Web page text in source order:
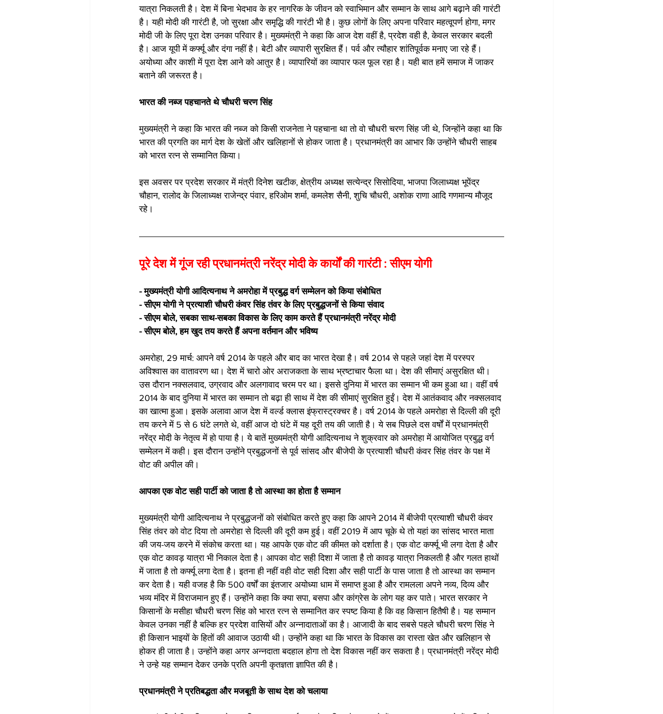
यात्रा निकलती है। देश में बिना भेदभाव के हर नागरिक के जीवन को स्वाभिमान और सम्मान के साथ आगे बढ़ाने की गारंटी
है। यही मोदी की गारंटी है, जो सुरक्षा और समृद्धि की गारंटी भी है। कुछ लोगों के लिए अपना परिवार महत्वूपर्ण होगा, मगर
मोदी जी के लिए पूरा देश उनका परिवार है। मुख्यमंत्री ने कहा कि आज देश वहीं है, प्रदेश वही है, केवल सरकार बदली
है। आज यूपी में कर्फ्यू और दंगा नहीं है। बेटी और व्यापारी सुरक्षित हैं। पर्व और त्यौहार शांतिपूर्वक मनाए जा रहे हैं।
अयोध्या और काशी में पूरा देश आने को आतुर है। व्यापारियों का व्यापार फल फूल रहा है। यही बात हमें समाज में जाकर
बताने की जरूरत है।
भारत की नब्ज पहचानते थे चौधरी चरण सिंह
मुख्यमंत्री ने कहा कि भारत की नब्ज को किसी राजनेता ने पहचाना था तो वो चौधरी चरण सिंह जी थे, जिन्होंने कहा था कि
भारत की प्रगति का मार्ग देश के खेतों और खलिहानों से होकर जाता है। प्रधानमंत्री का आभार कि उन्होंने चौधरी साहब
को भारत रत्न से सम्मानित किया।
इस अवसर पर प्रदेश सरकार में मंत्री दिनेश खटीक, क्षेत्रीय अध्यक्ष सत्येन्द्र सिसोदिया, भाजपा जिलाध्यक्ष भूपेंद्र
चौहान, रालोद के जिलाध्यक्ष राजेन्द्र पंवार, हरिओम शर्मा, कमलेश सैनी, शुचि चौधरी, अशोक राणा आदि गणमान्य मौजूद
रहे।
पूरे देश में गूंज रही प्रधानमंत्री नरेंद्र मोदी के कार्यों की गारंटी : सीएम योगी
- मुख्यमंत्री योगी आदित्यनाथ ने अमरोहा में प्रबुद्ध वर्ग सम्मेलन को किया संबोधित
- सीएम योगी ने प्रत्याशी चौधरी कंवर सिंह तंवर के लिए प्रबुद्धजनों से किया संवाद
- सीएम बोले, सबका साथ-सबका विकास के लिए काम करते हैं प्रधानमंत्री नरेंद्र मोदी
- सीएम बोले, हम खुद तय करते हैं अपना वर्तमान और भविष्य
अमरोहा, 29 मार्च: आपने वर्ष 2014 के पहले और बाद का भारत देखा है। वर्ष 2014 से पहले जहां देश में परस्पर
अविश्वास का वातावरण था। देश में चारो ओर अराजकता के साथ भ्रष्टाचार फैला था। देश की सीमाएं असुरक्षित थी।
उस दौरान नक्सलवाद, उग्रवाद और अलगावाद चरम पर था। इससे दुनिया में भारत का सम्मान भी कम हुआ था। वहीं वर्ष
2014 के बाद दुनिया में भारत का सम्मान तो बढ़ा ही साथ में देश की सीमाएं सुरक्षित हुईं। देश में आतंकवाद और नक्सलवाद
का खात्मा हुआ। इसके अलावा आज देश में वर्ल्ड क्लास इंफ्रास्ट्रक्चर है। वर्ष 2014 के पहले अमरोहा से दिल्ली की दूरी
तय करने में 5 से 6 घंटे लगते थे, वहीं आज दो घंटे में यह दूरी तय की जाती है। ये सब पिछले दस वर्षों में प्रधानमंत्री
नरेंद्र मोदी के नेतृत्व में हो पाया है। ये बातें मुख्यमंत्री योगी आदित्यनाथ ने शुक्रवार को अमरोहा में आयोजित प्रबुद्ध वर्ग
सम्मेलन में कही। इस दौरान उन्होंने प्रबुद्धजनों से पूर्व सांसद और बीजेपी के प्रत्याशी चौधरी कंवर सिंह तंवर के पक्ष में
वोट की अपील की।
आपका एक वोट सही पार्टी को जाता है तो आस्था का होता है सम्मान
मुख्यमंत्री योगी आदित्यनाथ ने प्रबुद्धजनों को संबोधित करते हुए कहा कि आपने 2014 में बीजेपी प्रत्याशी चौधरी कंवर
सिंह तंवर को वोट दिया तो अमरोहा से दिल्ली की दूरी कम हुई। वहीं 2019 में आप चूके थे तो यहां का सांसद भारत माता
की जय-जय करने में संकोच करता था। यह आपके एक वोट की कीमत को दर्शाता है। एक वोट कर्फ्यू भी लगा देता है और
एक वोट कावड़ यात्रा भी निकाल देता है। आपका वोट सही दिशा में जाता है तो कावड़ यात्रा निकलती है और गलत हाथों
में जाता है तो कर्फ्यू लगा देता है। इतना ही नहीं वही वोट सही दिशा और सही पार्टी के पास जाता है तो आस्था का सम्मान
कर देता है। यही वजह है कि 500 वर्षों का इंतजार अयोध्या धाम में समाप्त हुआ है और रामलला अपने नव्य, दिव्य और
भव्य मंदिर में विराजमान हुए हैं। उन्होंने कहा कि क्या सपा, बसपा और कांग्रेस के लोग यह कर पाते। भारत सरकार ने
किसानों के मसीहा चौधरी चरण सिंह को भारत रत्न से सम्मानित कर स्पष्ट किया है कि वह किसान हितैषी है। यह सम्मान
केवल उनका नहीं है बल्कि हर प्रदेश वासियों और अन्नादाताओं का है। आजादी के बाद सबसे पहले चौधरी चरण सिंह ने
ही किसान भाइयों के हितों की आवाज उठायी थी। उन्होंने कहा था कि भारत के विकास का रास्ता खेत और खलिहान से
होकर ही जाता है। उन्होंने कहा अगर अन्नदाता बदहाल होगा तो देश विकास नहीं कर सकता है। प्रधानमंत्री नरेंद्र मोदी
ने उन्हे यह सम्मान देेकर उनके प्रति अपनी कृतज्ञता ज्ञापित की है।
प्रधानमंत्री ने प्रतिबद्धता और मजबूती के साथ देश को चलाया